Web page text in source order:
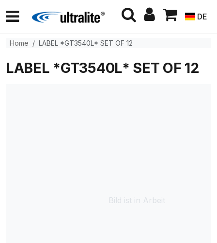
DE
Home LABEL *GT3540L* SET OF 12
LABEL *GT3540L* SET OF 12
Bild ist in Arbeit